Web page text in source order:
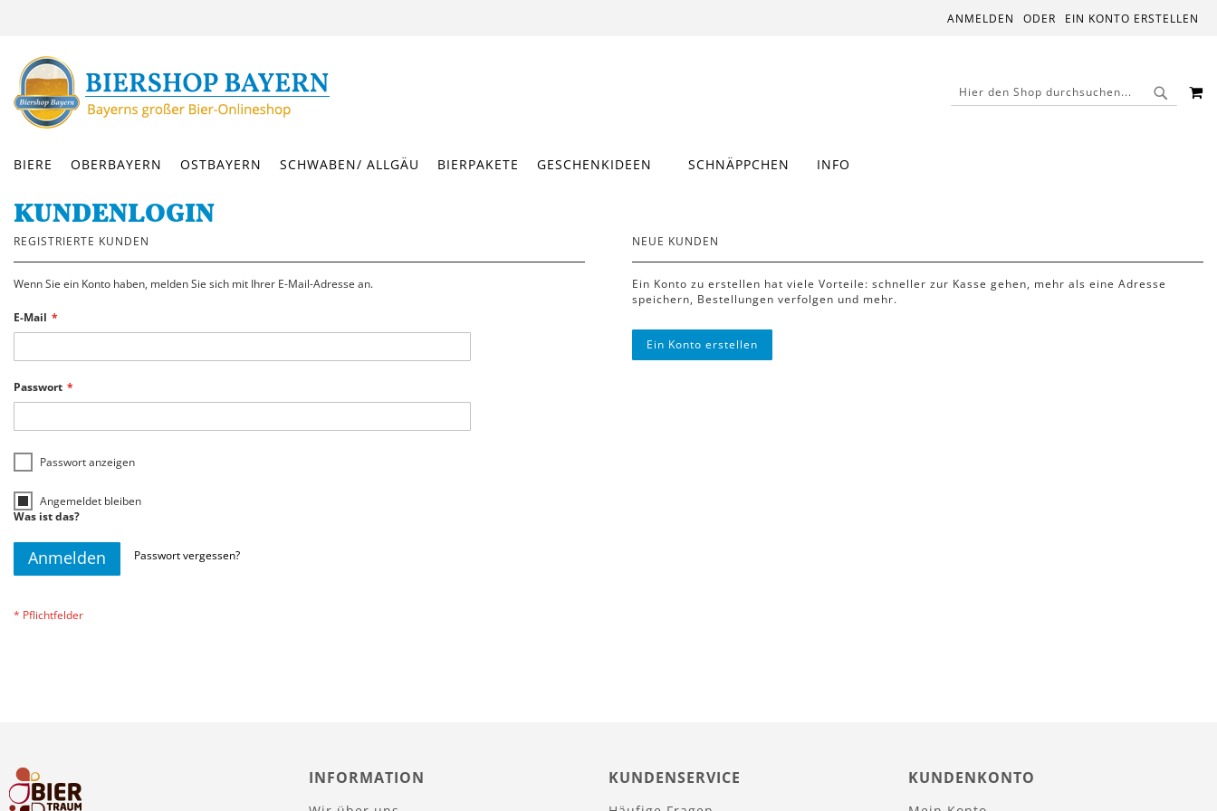
INHALT
ANMELDEN EIN KONTO ERSTELLEN
SUCHE
BIERE OBERBAYERN OSTBAYERN SCHWABEN/ ALLGÄU BIERPAKETE GESCHENKIDEEN SCHNÄPPCHEN INFO
KUNDENLOGIN
REGISTRIERTE KUNDEN
Wenn Sie ein Konto haben, melden Sie sich mit Ihrer E-Mail-Adresse an.
E-Mail
Passwort
Passwort anzeigen
Angemeldet bleiben
Was ist das?
Anmelden Passwort vergessen?
NEUE KUNDEN
Ein Konto zu erstellen hat viele Vorteile: schneller zur Kasse gehen, mehr als eine Adresse
speichern, Bestellungen verfolgen und mehr.
Ein Konto erstellen
INFORMATION KUNDENSERVICE KUNDENKONTO